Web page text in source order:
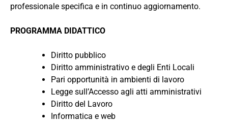
professionale specifica e in continuo aggiornamento.
PROGRAMMA DIDATTICO
Diritto pubblico
Diritto amministrativo e degli Enti Locali
Pari opportunità in ambienti di lavoro
Legge sull’Accesso agli atti amministrativi
Diritto del Lavoro
Informatica e web